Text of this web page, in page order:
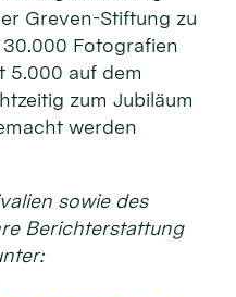
Greven-Stiftung zu
Fotografien
5.000 auf dem
zum Jubiläum
werden
sowie des
Berichterstattung